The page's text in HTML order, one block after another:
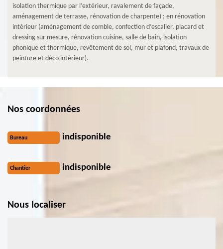
isolation thermique par l’extérieur, ravalement de façade,
aménagement de terrasse, rénovation de charpente) ; en rénovation
intérieur (aménagement de comble, confection d’escalier, placard et
dressing sur mesure, rénovation cuisine, salle de bain, isolation
phonique et thermique, revêtement de sol, mur et plafond, travaux de
peinture et déco intérieur).
Nos coordonnées
Bureau indisponible
Chantier indisponible
Nous localiser